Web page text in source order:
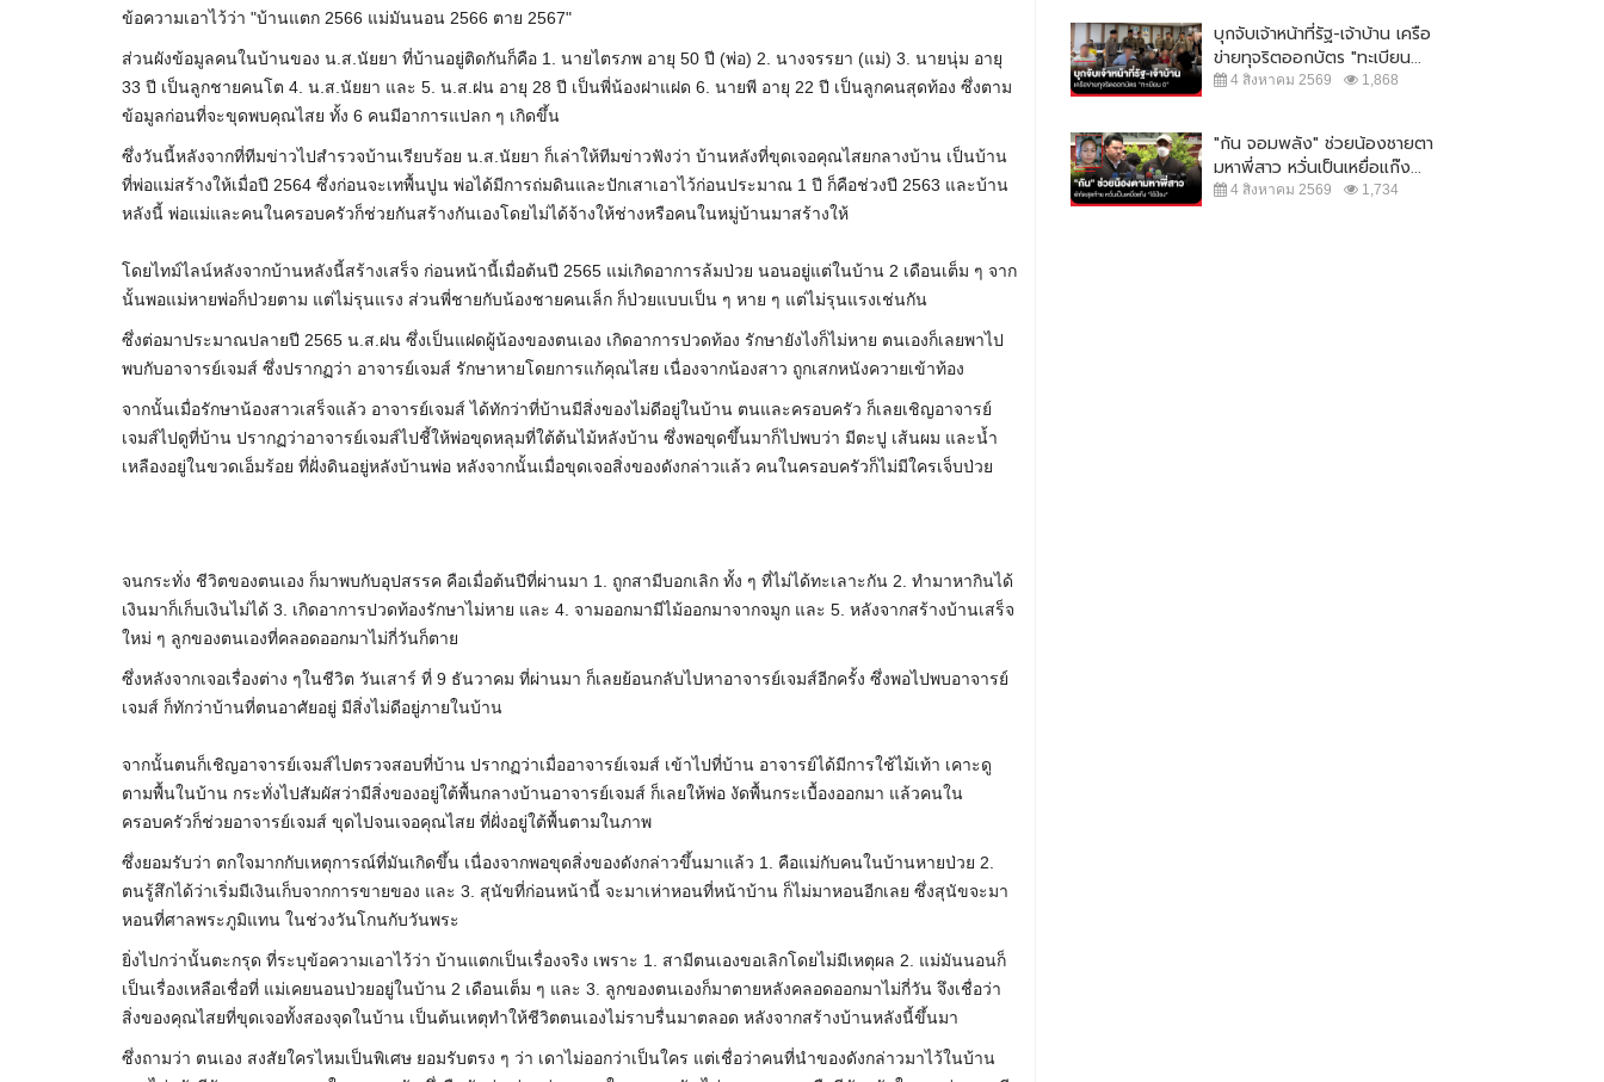
ข้อความเอาไว้ว่า "บ้านแตก 2566 แม่มันนอน 2566 ตาย 2567"
ส่วนผังข้อมูลคนในบ้านของ น.ส.นัยยา ที่บ้านอยู่ติดกันก็คือ 1. นายไตรภพ อายุ 50 ปี (พ่อ) 2. นางจรรยา (แม่) 3. นายนุ่ม อายุ
33 ปี เป็นลูกชายคนโต 4. น.ส.นัยยา และ 5. น.ส.ฝน อายุ 28 ปี เป็นพี่น้องฝาแฝด 6. นายพี อายุ 22 ปี เป็นลูกคนสุดท้อง ซึ่งตาม
ข้อมูลก่อนที่จะขุดพบคุณไสย ทั้ง 6 คนมีอาการแปลก ๆ เกิดขึ้น
ซึ่งวันนี้หลังจากที่ทีมข่าวไปสำรวจบ้านเรียบร้อย น.ส.นัยยา ก็เล่าให้ทีมข่าวฟังว่า บ้านหลังที่ขุดเจอคุณไสยกลางบ้าน เป็นบ้าน
ที่พ่อแม่สร้างให้เมื่อปี 2564 ซึ่งก่อนจะเทพื้นปูน พ่อได้มีการถ่มดินและปักเสาเอาไว้ก่อนประมาณ 1 ปี ก็คือช่วงปี 2563 และบ้าน
หลังนี้ พ่อแม่และคนในครอบครัวก็ช่วยกันสร้างกันเองโดยไม่ได้จ้างให้ช่างหรือคนในหมู่บ้านมาสร้างให้
โดยไทม์ไลน์หลังจากบ้านหลังนี้สร้างเสร็จ ก่อนหน้านี้เมื่อต้นปี 2565 แม่เกิดอาการล้มป่วย นอนอยู่แต่ในบ้าน 2 เดือนเต็ม ๆ จาก
นั้นพอแม่หายพ่อก็ป่วยตาม แต่ไม่รุนแรง ส่วนพี่ชายกับน้องชายคนเล็ก ก็ป่วยแบบเป็น ๆ หาย ๆ แต่ไม่รุนแรงเช่นกัน
ซึ่งต่อมาประมาณปลายปี 2565 น.ส.ฝน ซึ่งเป็นแฝดผู้น้องของตนเอง เกิดอาการปวดท้อง รักษายังไงก็ไม่หาย ตนเองก็เลยพาไป
พบกับอาจารย์เจมส์ ซึ่งปรากฏว่า อาจารย์เจมส์ รักษาหายโดยการแก้คุณไสย เนื่องจากน้องสาว ถูกเสกหนังควายเข้าท้อง
จากนั้นเมื่อรักษาน้องสาวเสร็จแล้ว อาจารย์เจมส์ ได้ทักว่าที่บ้านมีสิ่งของไม่ดีอยู่ในบ้าน ตนและครอบครัว ก็เลยเชิญอาจารย์
เจมส์ไปดูที่บ้าน ปรากฏว่าอาจารย์เจมส์ไปชี้ให้พ่อขุดหลุมที่ใต้ต้นไม้หลังบ้าน ซึ่งพอขุดขึ้นมาก็ไปพบว่า มีตะปู เส้นผม และน้ำ
เหลืองอยู่ในขวดเอ็มร้อย ที่ฝั่งดินอยู่หลังบ้านพ่อ หลังจากนั้นเมื่อขุดเจอสิ่งของดังกล่าวแล้ว คนในครอบครัวก็ไม่มีใครเจ็บป่วย
จนกระทั่ง ชีวิตของตนเอง ก็มาพบกับอุปสรรค คือเมื่อต้นปีที่ผ่านมา 1. ถูกสามีบอกเลิก ทั้ง ๆ ที่ไม่ได้ทะเลาะกัน 2. ทำมาหากินได้
เงินมาก็เก็บเงินไม่ได้ 3. เกิดอาการปวดท้องรักษาไม่หาย และ 4. จามออกมามีไม้ออกมาจากจมูก และ 5. หลังจากสร้างบ้านเสร็จ
ใหม่ ๆ ลูกของตนเองที่คลอดออกมาไม่กี่วันก็ตาย
ซึ่งหลังจากเจอเรื่องต่าง ๆในชีวิต วันเสาร์ ที่ 9 ธันวาคม ที่ผ่านมา ก็เลยย้อนกลับไปหาอาจารย์เจมส์อีกครั้ง ซึ่งพอไปพบอาจารย์
เจมส์ ก็ทักว่าบ้านที่ตนอาศัยอยู่ มีสิ่งไม่ดีอยู่ภายในบ้าน
จากนั้นตนก็เชิญอาจารย์เจมส์ไปตรวจสอบที่บ้าน ปรากฏว่าเมื่ออาจารย์เจมส์ เข้าไปที่บ้าน อาจารย์ได้มีการใช้ไม้เท้า เคาะดู
ตามพื้นในบ้าน กระทั่งไปสัมผัสว่ามีสิ่งของอยู่ใต้พื้นกลางบ้านอาจารย์เจมส์ ก็เลยให้พ่อ งัดพื้นกระเบื้องออกมา แล้วคนใน
ครอบครัวก็ช่วยอาจารย์เจมส์ ขุดไปจนเจอคุณไสย ที่ฝั่งอยู่ใต้พื้นตามในภาพ
ซึ่งยอมรับว่า ตกใจมากกับเหตุการณ์ที่มันเกิดขึ้น เนื่องจากพอขุดสิ่งของดังกล่าวขึ้นมาแล้ว 1. คือแม่กับคนในบ้านหายป่วย 2.
ตนรู้สึกได้ว่าเริ่มมีเงินเก็บจากการขายของ และ 3. สุนัขที่ก่อนหน้านี้ จะมาเห่าหอนที่หน้าบ้าน ก็ไม่มาหอนอีกเลย ซึ่งสุนัขจะมา
หอนที่ศาลพระภูมิแทน ในช่วงวันโกนกับวันพระ
ยิ่งไปกว่านั้นตะกรุด ที่ระบุข้อความเอาไว้ว่า บ้านแตกเป็นเรื่องจริง เพราะ 1. สามีตนเองขอเลิกโดยไม่มีเหตุผล 2. แม่มันนอนก็
เป็นเรื่องเหลือเชื่อที่ แม่เคยนอนป่วยอยู่ในบ้าน 2 เดือนเต็ม ๆ และ 3. ลูกของตนเองก็มาตายหลังคลอดออกมาไม่กี่วัน จึงเชื่อว่า
สิ่งของคุณไสยที่ขุดเจอทั้งสองจุดในบ้าน เป็นต้นเหตุทำให้ชีวิตตนเองไม่ราบรื่นมาตลอด หลังจากสร้างบ้านหลังนี้ขึ้นมา
ซึ่งถามว่า ตนเอง สงสัยใครไหมเป็นพิเศษ ยอมรับตรง ๆ ว่า เดาไม่ออกว่าเป็นใคร แต่เชื่อว่าคนที่นำของดังกล่าวมาไว้ในบ้าน
บุกจับเจ้าหน้าที่รัฐ-เจ้าบ้าน เครือ
ข่ายทุจริตออกบัตร "ทะเบียน...
4 สิงหาคม 2569 1,868
"กัน จอมพลัง" ช่วยน้องชายตา
มหาพี่สาว หวั่นเป็นเหยื่อแก๊ง...
4 สิงหาคม 2569 1,734